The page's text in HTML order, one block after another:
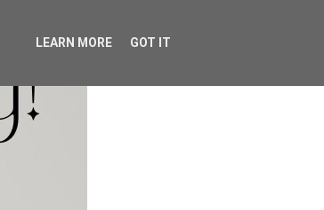
LEARN MORE GOT IT